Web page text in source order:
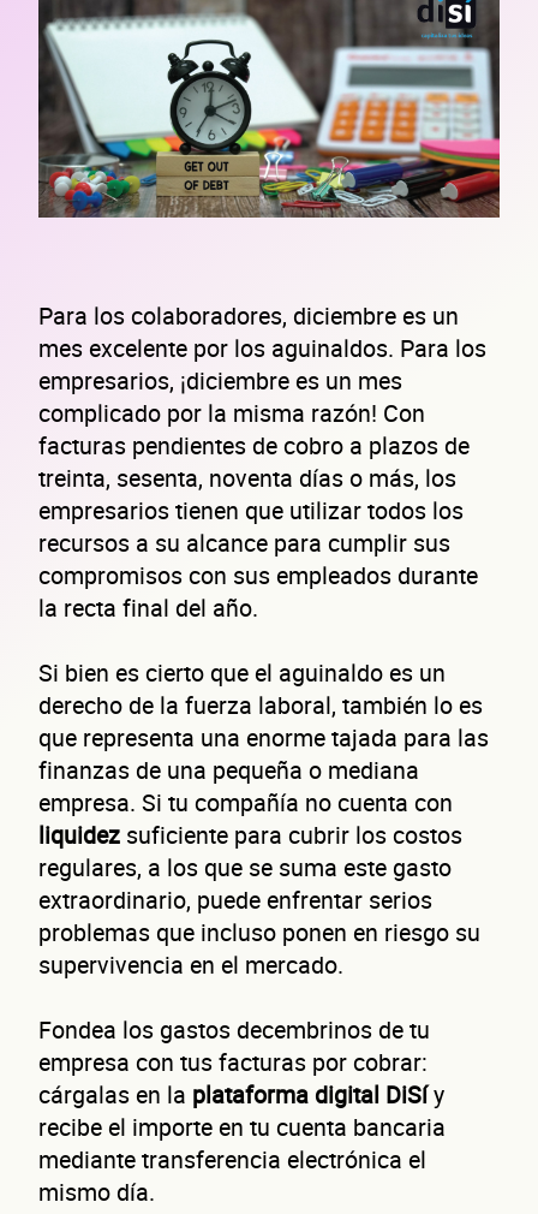
Para los colaboradores, diciembre es un
mes excelente por los aguinaldos. Para los
empresarios, ¡diciembre es un mes
complicado por la misma razón! Con
facturas pendientes de cobro a plazos de
treinta, sesenta, noventa días o más, los
empresarios tienen que utilizar todos los
recursos a su alcance para cumplir sus
compromisos con sus empleados durante
la recta final del año.
Si bien es cierto que el aguinaldo es un
derecho de la fuerza laboral, también lo es
que representa una enorme tajada para las
finanzas de una pequeña o mediana
empresa. Si tu compañía no cuenta con
liquidez suficiente para cubrir los costos
regulares, a los que se suma este gasto
extraordinario, puede enfrentar serios
problemas que incluso ponen en riesgo su
supervivencia en el mercado.
Fondea los gastos decembrinos de tu
empresa con tus facturas por cobrar:
cárgalas en la plataforma digital DiSíy
recibe el importe en tu cuenta bancaria
mediante transferencia electrónica el
mismo día.